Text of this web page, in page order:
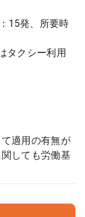
15発、所要時
タクシー利用
適用の有無が
しても労働基